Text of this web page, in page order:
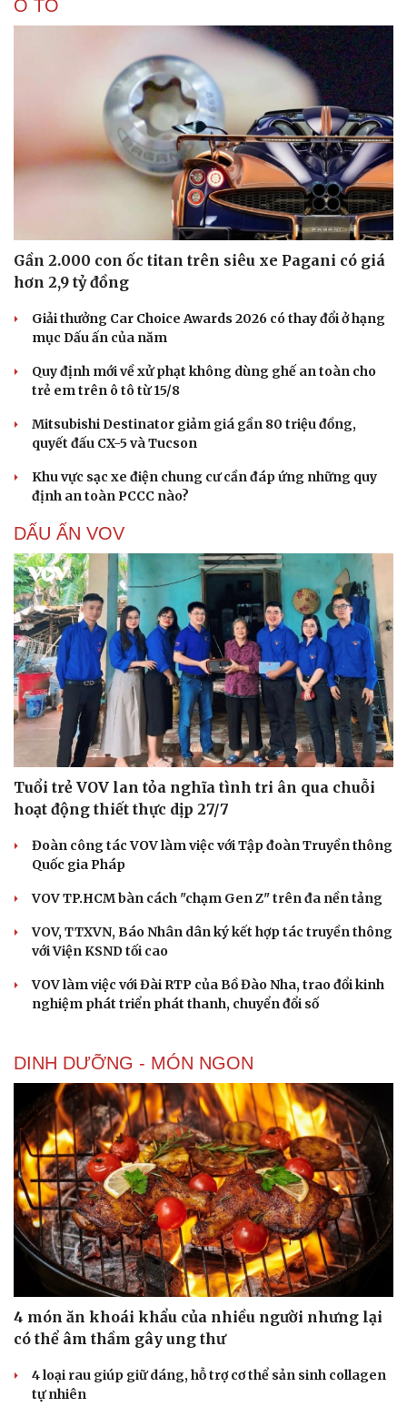
Cải chính
Ô TÔ
Gần 2.000 con ốc titan trên siêu xe Pagani có giá
hơn 2,9 tỷ đồng
Giải thưởng Car Choice Awards 2026 có thay đổi ở hạng
mục Dấu ấn của năm
Quy định mới về xử phạt không dùng ghế an toàn cho
trẻ em trên ô tô từ 15/8
Mitsubishi Destinator giảm giá gần 80 triệu đồng,
quyết đấu CX-5 và Tucson
Khu vực sạc xe điện chung cư cần đáp ứng những quy
định an toàn PCCC nào?
DẤU ẤN VOV
Tuổi trẻ VOV lan tỏa nghĩa tình tri ân qua chuỗi
hoạt động thiết thực dịp 27/7
Đoàn công tác VOV làm việc với Tập đoàn Truyền thông
Quốc gia Pháp
VOV TP.HCM bàn cách "chạm Gen Z" trên đa nền tảng
VOV, TTXVN, Báo Nhân dân ký kết hợp tác truyền thông
với Viện KSND tối cao
VOV làm việc với Đài RTP của Bồ Đào Nha, trao đổi kinh
nghiệm phát triển phát thanh, chuyển đổi số
DINH DƯỠNG - MÓN NGON
4 món ăn khoái khẩu của nhiều người nhưng lại
có thể âm thầm gây ung thư
4 loại rau giúp giữ dáng, hỗ trợ cơ thể sản sinh collagen
tự nhiên